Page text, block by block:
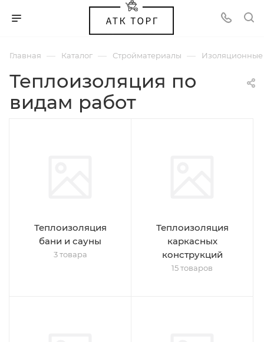
Главная — Каталог — Стройматериалы —
Теплоизоляция по
видам работ
Теплоизоляция
бани и сауны
3 товара
Теплоизоляция
каркасных
конструкций
15 товаров